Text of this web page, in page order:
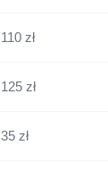
110 zł
125 zł
35 zł